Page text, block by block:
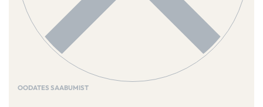
OODATES SAABUMIST